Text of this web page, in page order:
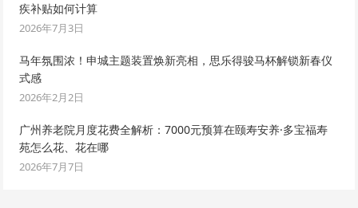
疾补贴如何计算
2026年7月3日
马年氛围浓！申城主题装置焕新亮相，思乐得骏马杯解锁新春仪
式感
2026年2月2日
广州养老院月度花费全解析：7000元预算在颐寿安养·多宝福寿
苑怎么花、花在哪
2026年7月7日